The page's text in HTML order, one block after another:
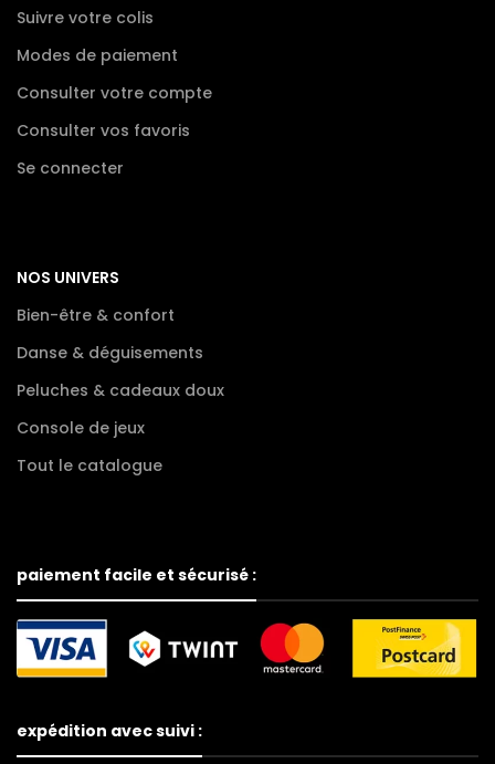
Suivre votre colis
Modes de paiement
Consulter votre compte
Consulter vos favoris
Se connecter
NOS UNIVERS
Bien-être & confort
Danse & déguisements
Peluches & cadeaux doux
Console de jeux
Tout le catalogue
paiement facile et sécurisé :
expédition avec suivi :